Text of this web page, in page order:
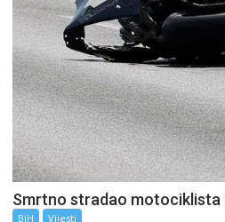
Smrtno stradao motociklista
BiH Vijesti